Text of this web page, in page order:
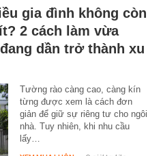
gia đình không còn
2 cách làm vừa
dần trở thành xu
Tường rào càng cao, càng kín
từng được xem là cách đơn
giản để giữ sự riêng tư cho ngôi
nhà. Tuy nhiên, khi nhu cầu
lấy…